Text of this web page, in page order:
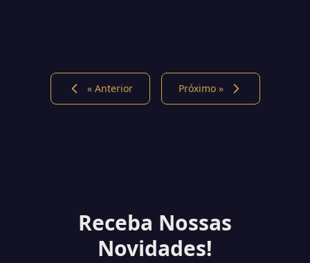
« Anterior Próximo »
Receba Nossas
Novidades!